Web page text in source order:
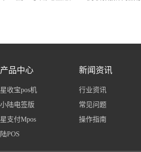
产品中心
星收宝pos机
小陆电签版
星支付Mpos
陆POS
新闻资讯
行业资讯
常见问题
操作指南